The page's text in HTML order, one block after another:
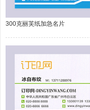
300克丽芙纸加急名片